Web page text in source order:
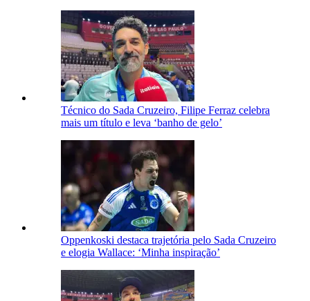
Técnico do Sada Cruzeiro, Filipe Ferraz celebra
mais um título e leva ‘banho de gelo’
Oppenkoski destaca trajetória pelo Sada Cruzeiro
e elogia Wallace: ‘Minha inspiração’